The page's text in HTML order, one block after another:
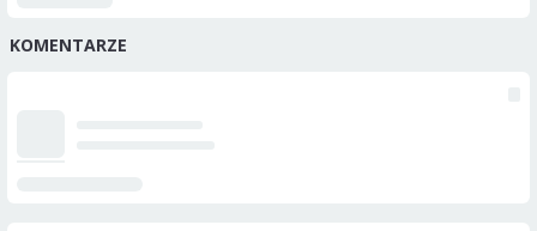
KOMENTARZE